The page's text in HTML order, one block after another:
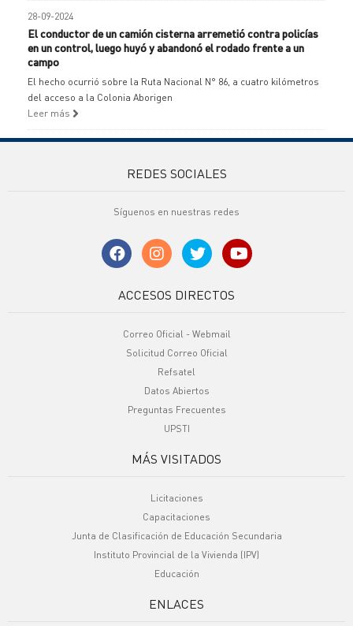
28-09-2024
El conductor de un camión cisterna arremetió contra policías
en un control, luego huyó y abandonó el rodado frente a un
campo
El hecho ocurrió sobre la Ruta Nacional N° 86, a cuatro kilómetros
del acceso a la Colonia Aborigen
Leer más
REDES SOCIALES
Síguenos en nuestras redes
ACCESOS DIRECTOS
Correo Oficial - Webmail
Solicitud Correo Oficial
Refsatel
Datos Abiertos
Preguntas Frecuentes
UPSTI
MÁS VISITADOS
Licitaciones
Capacitaciones
Junta de Clasificación de Educación Secundaria
Instituto Provincial de la Vivienda (IPV)
Educación
ENLACES